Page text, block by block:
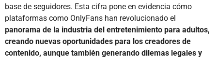
base de seguidores. Esta cifra pone en evidencia cómo
plataformas como OnlyFans han revolucionado el
panorama de la industria del entretenimiento para adultos,
creando nuevas oportunidades para los creadores de
contenido, aunque también generando dilemas legales y